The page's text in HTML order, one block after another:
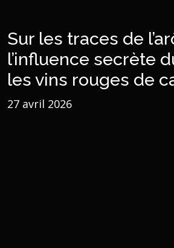
Sur les traces de
l’influence secrète
les vins rouges de
27 avril 2026